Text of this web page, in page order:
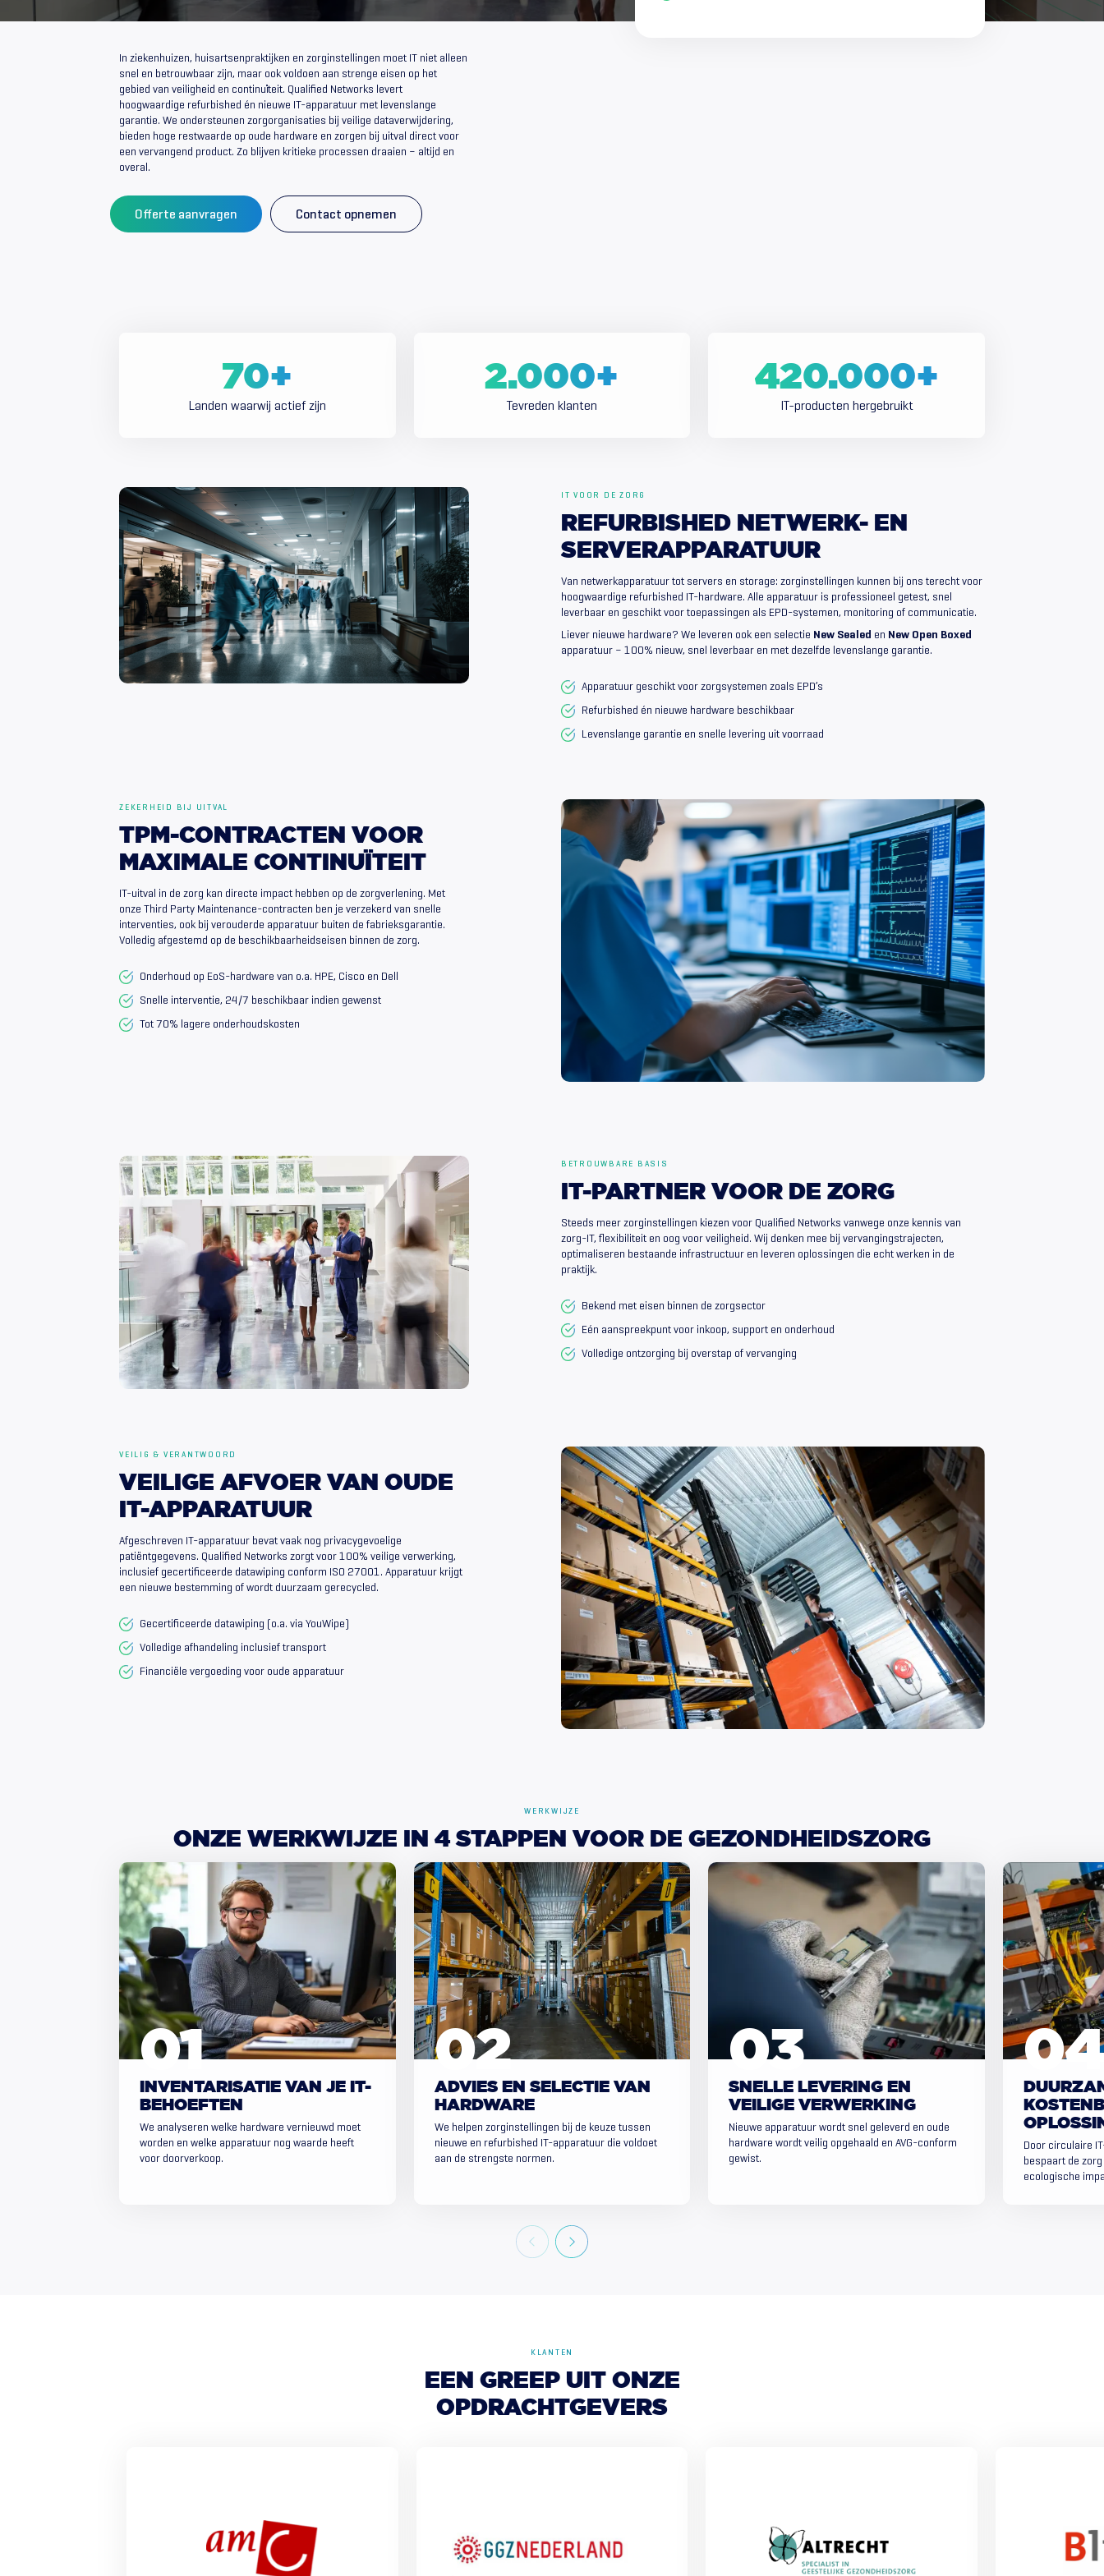
In ziekenhuizen, huisartsenpraktijken en zorginstellingen moet IT niet alleen
snel en betrouwbaar zijn, maar ook voldoen aan strenge eisen op het
gebied van veiligheid en continuïteit. Qualified Networks levert
hoogwaardige refurbished én nieuwe IT-apparatuur met levenslange
garantie. We ondersteunen zorgorganisaties bij veilige dataverwijdering,
bieden hoge restwaarde op oude hardware en zorgen bij uitval direct voor
een vervangend product. Zo blijven kritieke processen draaien – altijd en
overal.
Offerte aanvragen Contact opnemen
70+
Landen waarwij actief zijn
2.000+
Tevreden klanten
420.000+
IT-producten hergebruikt
IT VOOR DE ZORG
REFURBISHED NETWERK- EN
SERVERAPPARATUUR
Van netwerkapparatuur tot servers en storage: zorginstellingen kunnen bij ons terecht voor
hoogwaardige refurbished IT-hardware. Alle apparatuur is professioneel getest, snel
leverbaar en geschikt voor toepassingen als EPD-systemen, monitoring of communicatie.
Liever nieuwe hardware? We leveren ook een selectie New Sealed en New Open Boxed
apparatuur – 100% nieuw, snel leverbaar en met dezelfde levenslange garantie.
Apparatuur geschikt voor zorgsystemen zoals EPD’s
Refurbished én nieuwe hardware beschikbaar
Levenslange garantie en snelle levering uit voorraad
ZEKERHEID BIJ UITVAL
TPM-CONTRACTEN VOOR
MAXIMALE CONTINUÏTEIT
IT-uitval in de zorg kan directe impact hebben op de zorgverlening. Met
onze Third Party Maintenance-contracten ben je verzekerd van snelle
interventies, ook bij verouderde apparatuur buiten de fabrieksgarantie.
Volledig afgestemd op de beschikbaarheidseisen binnen de zorg.
Onderhoud op EoS-hardware van o.a. HPE, Cisco en Dell
Snelle interventie, 24/7 beschikbaar indien gewenst
Tot 70% lagere onderhoudskosten
BETROUWBARE BASIS
IT-PARTNER VOOR DE ZORG
Steeds meer zorginstellingen kiezen voor Qualified Networks vanwege onze kennis van
zorg-IT, flexibiliteit en oog voor veiligheid. Wij denken mee bij vervangingstrajecten,
optimaliseren bestaande infrastructuur en leveren oplossingen die echt werken in de
praktijk.
Bekend met eisen binnen de zorgsector
Eén aanspreekpunt voor inkoop, support en onderhoud
Volledige ontzorging bij overstap of vervanging
VEILIG & VERANTWOORD
VEILIGE AFVOER VAN OUDE
IT-APPARATUUR
Afgeschreven IT-apparatuur bevat vaak nog privacygevoelige
patiëntgegevens. Qualified Networks zorgt voor 100% veilige verwerking,
inclusief gecertificeerde datawiping conform ISO 27001. Apparatuur krijgt
een nieuwe bestemming of wordt duurzaam gerecycled.
Gecertificeerde datawiping (o.a. via YouWipe)
Volledige afhandeling inclusief transport
Financiële vergoeding voor oude apparatuur
WERKWIJZE
ONZE WERKWIJZE IN 4 STAPPEN VOOR DE GEZONDHEIDSZORG
INVENTARISATIE VAN JE IT-
BEHOEFTEN
We analyseren welke hardware vernieuwd moet
worden en welke apparatuur nog waarde heeft
voor doorverkoop.
ADVIES EN SELECTIE VAN
HARDWARE
We helpen zorginstellingen bij de keuze tussen
nieuwe en refurbished IT-apparatuur die voldoet
aan de strengste normen.
SNELLE LEVERING EN
VEILIGE VERWERKING
Nieuwe apparatuur wordt snel geleverd en oude
hardware wordt veilig opgehaald en AVG-conform
gewist.
Door circulaire
bespaart de
ecologische
KLANTEN
EEN GREEP UIT ONZE
OPDRACHTGEVERS